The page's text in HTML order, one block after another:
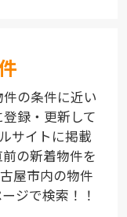
の条件に近い
録・更新して
サイトに掲載
の新着物件を
屋市内の物件
ジで検索！！